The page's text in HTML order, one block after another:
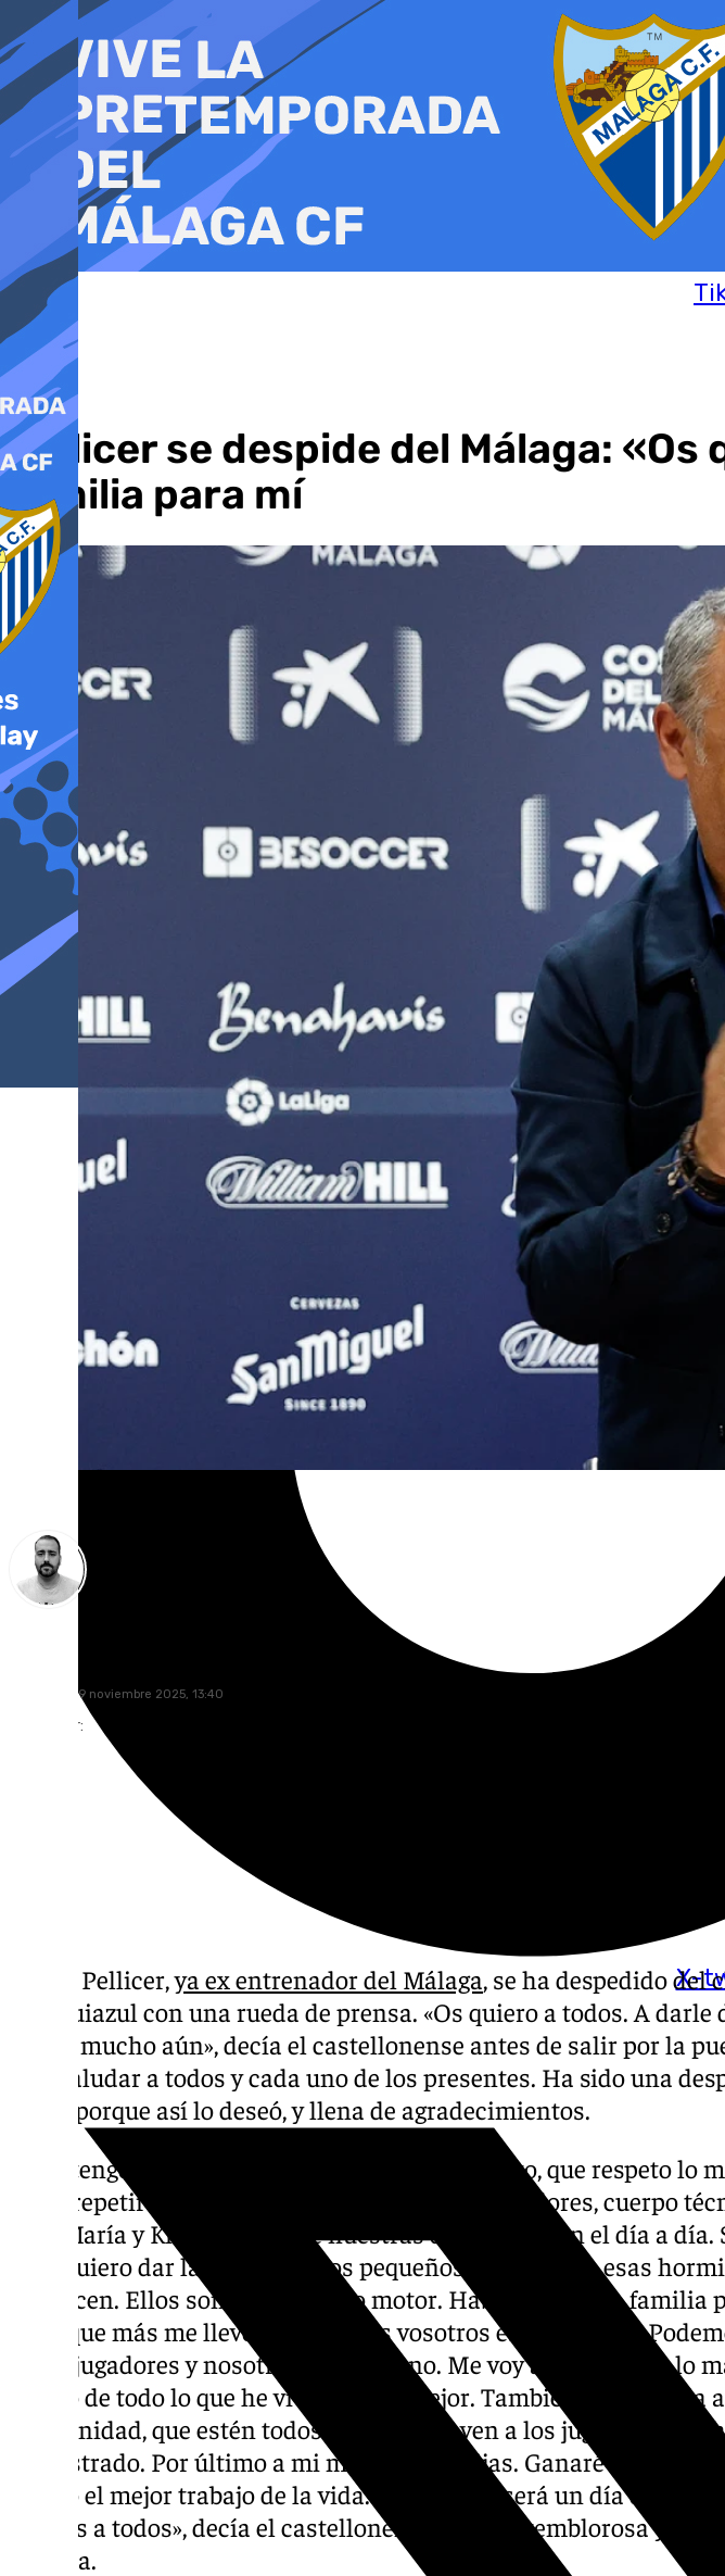
al
contenido
X-
Pellicer se despide del Málaga:
familia para mí
miércoles, 19 noviembre 2025, 13:40
Compartir:
Sergio Pellicer,ya ex entrenador del Málaga, se ha despedido del
blanquiazul con una rueda de prensa. «Os quiero a todos. A darle
queda mucho aún», decía el castellonense antes de salir por la
tras saludar a todos y cada uno de los presentes. Ha sido una
corta, porque así lo deseó, y llena de agradecimientos.
«Solo tengo muy pocas palabras. Siempre lo noto, que respeto lo
Voy a repetir muchas gracias. A todos. A los jugadores, cuerpo
José María y Kike. A pesar de nuestras diferencias en el día a día.
todo quiero dar las gracias a los pequeños invisibles, a esas
que dicen. Ellos son el verdadero motor. Habéis sido una familia
Es lo que más me llevo. Si ya faltáis vosotros esto no sigue.
faltar jugadores y nosotros, vosotros no. Me voy a quedar con lo
bonito de todo lo que he vivido, de lo mejor. También gracias a la
Pido unidad, que estén todos juntos y apoyen a los jugadores. Lo
demostrado. Por último a mi mujer y mis hijas. Ganaré una vida
pierdo el mejor trabajo de la vida. Mañana ya será un día duro.
gracias a todos», decía el castellonense con voz temblorosa y una
sonrisa.